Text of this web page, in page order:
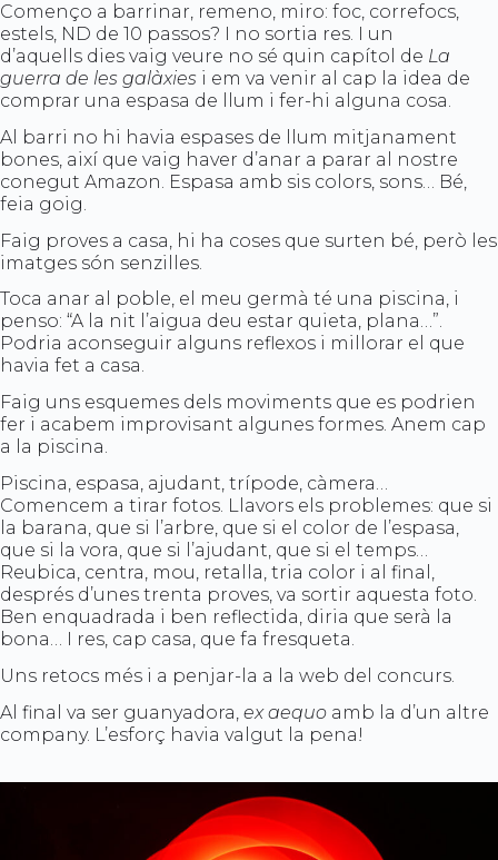
Començo a barrinar, remeno, miro: foc, correfocs,
estels, ND de 10 passos? I no sortia res. I un
d’aquells dies vaig veure no sé quin capítol de La
guerra de les galàxies i em va venir al cap la idea de
comprar una espasa de llum i fer-hi alguna cosa.
Al barri no hi havia espases de llum mitjanament
bones, així que vaig haver d’anar a parar al nostre
conegut Amazon. Espasa amb sis colors, sons… Bé,
feia goig.
Faig proves a casa, hi ha coses que surten bé, però les
imatges són senzilles.
Toca anar al poble, el meu germà té una piscina, i
penso: “A la nit l’aigua deu estar quieta, plana…”.
Podria aconseguir alguns reflexos i millorar el que
havia fet a casa.
Faig uns esquemes dels moviments que es podrien
fer i acabem improvisant algunes formes. Anem cap
a la piscina.
Piscina, espasa, ajudant, trípode, càmera…
Comencem a tirar fotos. Llavors els problemes: que si
la barana, que si l’arbre, que si el color de l’espasa,
que si la vora, que si l’ajudant, que si el temps…
Reubica, centra, mou, retalla, tria color i al final,
després d’unes trenta proves, va sortir aquesta foto.
Ben enquadrada i ben reflectida, diria que serà la
bona… I res, cap casa, que fa fresqueta.
Uns retocs més i a penjar-la a la web del concurs.
Al final va ser guanyadora, ex aequo amb la d’un altre
company. L’esforç havia valgut la pena!